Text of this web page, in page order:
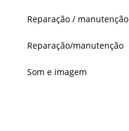
Reparação / manutenção
Reparação/manutenção
Som e imagem